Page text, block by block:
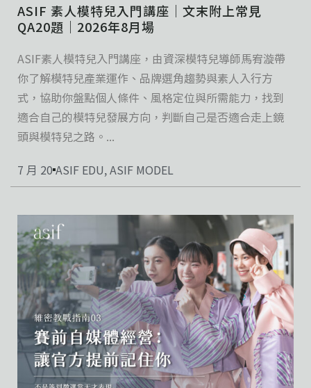
ASIF 素人模特兒入門講座｜文末附上常見
QA20題｜2026年8月場
ASIF素人模特兒入門講座，由資深模特兒導師馬宥漩帶
你了解模特兒產業運作、品牌選角趨勢與素人入行方
式，協助你盤點個人條件、風格定位與所需能力，找到
適合自己的模特兒發展方向，判斷自己是否適合走上鏡
頭與模特兒之路。...
7 月 20 ASIF EDU,ASIF MODEL